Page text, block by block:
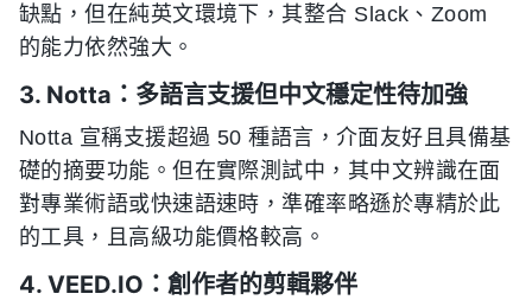
缺點，但在純英文環境下，其整合 Slack、Zoom
的能力依然強大。
3. Notta：多語言支援但中文穩定性待加強
Notta 宣稱支援超過 50 種語言，介面友好且具備基
礎的摘要功能。但在實際測試中，其中文辨識在面
對專業術語或快速語速時，準確率略遜於專精於此
的工具，且高級功能價格較高。
4. VEED.IO：創作者的剪輯夥伴